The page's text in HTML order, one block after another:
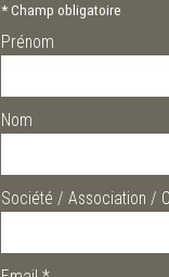
*Champ obligatoire
Prénom
Nom
Société / Association /